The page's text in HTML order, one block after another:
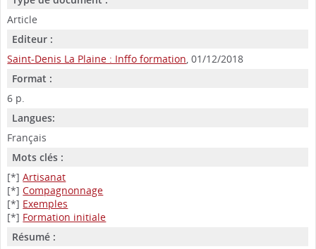
Article
Editeur :
Saint-Denis La Plaine : Inffo formation, 01/12/2018
Format :
6 p.
Langues:
Français
Mots clés :
[*]Artisanat
[*]Compagnonnage
[*] Exemples
[*] Formation initiale
Résumé :